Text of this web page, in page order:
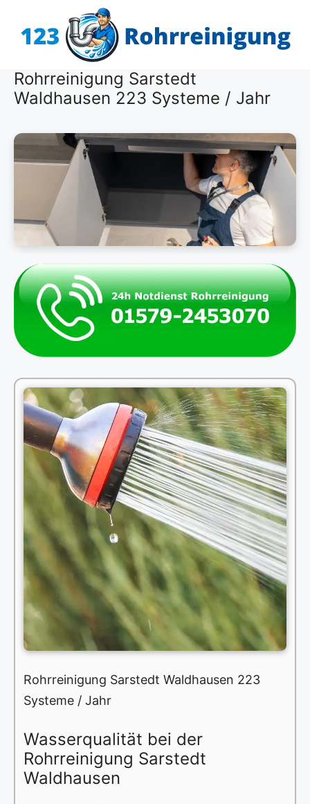
Inhalt
Rohrreinigung Sarstedt
Waldhausen 223 Systeme / Jahr
Rohrreinigung Sarstedt Waldhausen 223
Systeme / Jahr
Wasserqualität bei der
Rohrreinigung Sarstedt
Waldhausen